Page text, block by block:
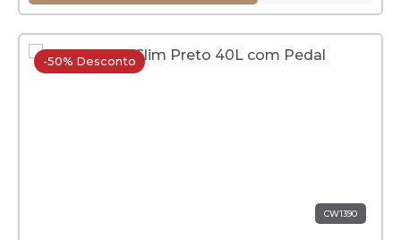
-50% Desconto
CW1390